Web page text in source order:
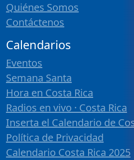
Quiénes Somos
Contáctenos
Calendarios
Eventos
Semana Santa
Hora en Costa Rica
Radios en vivo · Costa Rica
Inserta el Calendario de
Política de Privacidad
Calendario Costa Rica 2025